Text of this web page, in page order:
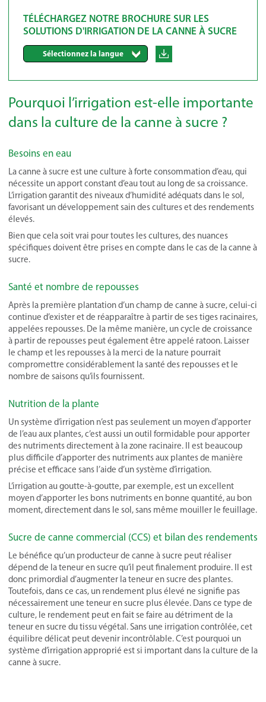
TÉLÉCHARGEZ NOTRE BROCHURE SUR LES
SOLUTIONS D'IRRIGATION DE LA CANNE À SUCRE
Sélectionnez la langue
Pourquoi l’irrigation est-elle importante
dans la culture de la canne à sucre ?
Besoins en eau
La canne à sucre est une culture à forte consommation d’eau, qui
nécessite un apport constant d’eau tout au long de sa croissance.
L’irrigation garantit des niveaux d’humidité adéquats dans le sol,
favorisant un développement sain des cultures et des rendements
élevés.
Bien que cela soit vrai pour toutes les cultures, des nuances
spécifiques doivent être prises en compte dans le cas de la canne à
sucre.
Santé et nombre de repousses
Après la première plantation d’un champ de canne à sucre, celui-ci
continue d’exister et de réapparaître à partir de ses tiges racinaires,
appelées repousses. De la même manière, un cycle de croissance
à partir de repousses peut également être appelé ratoon. Laisser
le champ et les repousses à la merci de la nature pourrait
compromettre considérablement la santé des repousses et le
nombre de saisons qu’ils fournissent.
Nutrition de la plante
Un système d’irrigation n’est pas seulement un moyen d’apporter
de l’eau aux plantes, c’est aussi un outil formidable pour apporter
des nutriments directement à la zone racinaire. Il est beaucoup
plus difficile d’apporter des nutriments aux plantes de manière
précise et efficace sans l’aide d’un système d’irrigation.
L’irrigation au goutte-à-goutte, par exemple, est un excellent
moyen d’apporter les bons nutriments en bonne quantité, au bon
moment, directement dans le sol, sans même mouiller le feuillage.
Sucre de canne commercial (CCS) et bilan des rendements
Le bénéfice qu’un producteur de canne à sucre peut réaliser
dépend de la teneur en sucre qu’il peut finalement produire. Il est
donc primordial d’augmenter la teneur en sucre des plantes.
Toutefois, dans ce cas, un rendement plus élevé ne signifie pas
nécessairement une teneur en sucre plus élevée. Dans ce type de
culture, le rendement peut en fait se faire au détriment de la
teneur en sucre du tissu végétal. Sans une irrigation contrôlée, cet
équilibre délicat peut devenir incontrôlable. C’est pourquoi un
système d’irrigation approprié est si important dans la culture de la
canne à sucre.